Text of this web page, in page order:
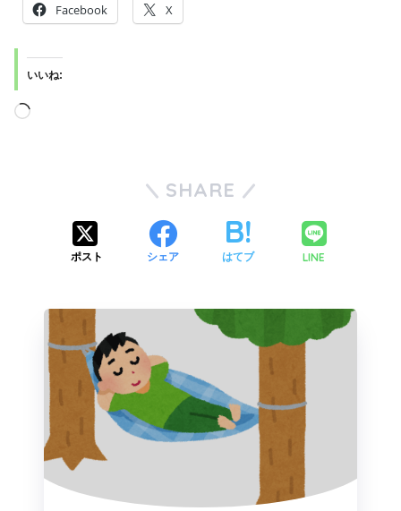
Facebook X
いいね:
SHARE
ポスト シェア はてブ LINE